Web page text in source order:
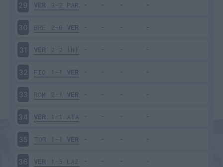
29 VER 3-2 PAR
30 BRE 2-0 VER
31 VER 2-2 INT
32 FIO 1-1 VER
33 ROM 2-1 VER
34 VER 1-1 ATA
35 TOR 1-1 VER
36 VER 1-5 LAZ